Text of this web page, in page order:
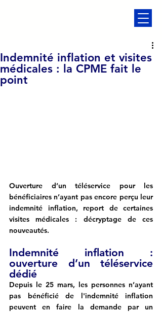
Indemnité inflation et visites
médicales : la CPME fait le
point
Ouverture d’un téléservice pour les
bénéficiaires n’ayant pas encore perçu leur
indemnité inflation, report de certaines
visites médicales : décryptage de ces
nouveautés.
Indemnité inflation :
ouverture d’un téléservice
dédié
Depuis le 25 mars, les personnes n’ayant
pas bénéficié de l'indemnité inflation
peuvent en faire la demande par un